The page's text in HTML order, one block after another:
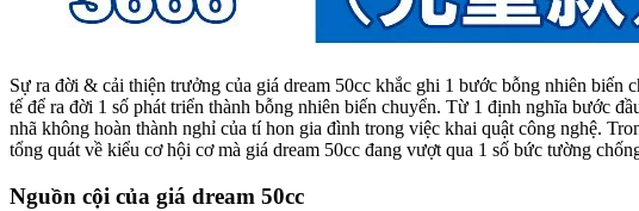
Sự ra đời & cải thiện trưởng của giá dream 50cc khắc ghi 1 bước bỗng nhiên
tế để ra đời 1 số phát triển thành bỗng nhiên biến chuyển. Từ 1 định nghĩa bước
nhã không hoàn thành nghỉ của tí hon gia đình trong việc khai quật công nghệ.
tổng quát về kiểu cơ hội cơ mà giá dream 50cc đang vượt qua 1 số bức tường
Nguồn cội của giá dream 50cc